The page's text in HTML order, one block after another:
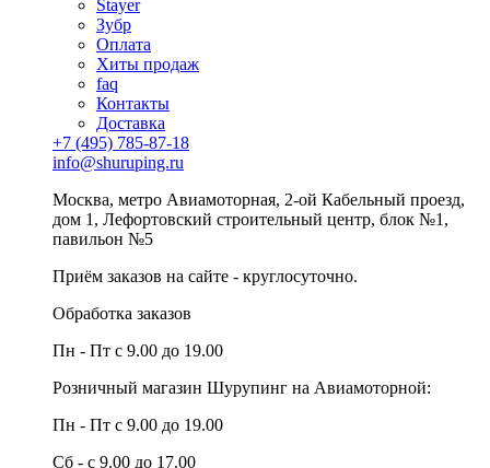
Stayer
Зубр
Оплата
Хиты продаж
faq
Контакты
Доставка
+7 (495) 785-87-18
info@shuruping.ru
Москва, метро Авиамоторная, 2-ой Кабельный проезд,
дом 1, Лефортовский строительный центр, блок №1,
павильон №5
Приём заказов на сайте - круглосуточно.
Обработка заказов
Пн - Пт с 9.00 до 19.00
Розничный магазин Шурупинг на Авиамоторной:
Пн - Пт с 9.00 до 19.00
Сб - с 9.00 до 17.00